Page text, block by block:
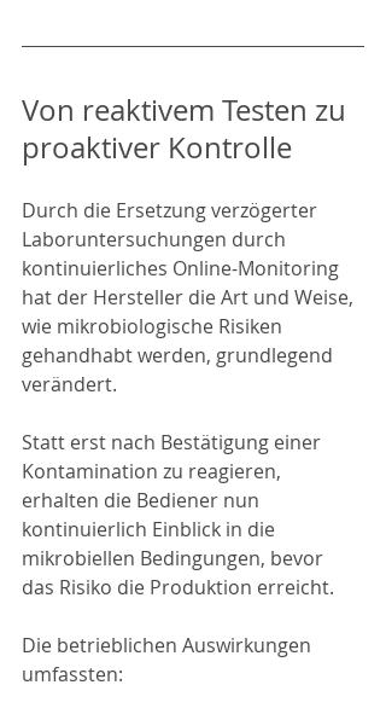
Von reaktivem Testen zu
proaktiver Kontrolle
Durch die Ersetzung verzögerter
Laboruntersuchungen durch
kontinuierliches Online-Monitoring
hat der Hersteller die Art und Weise,
wie mikrobiologische Risiken
gehandhabt werden, grundlegend
verändert.
Statt erst nach Bestätigung einer
Kontamination zu reagieren,
erhalten die Bediener nun
kontinuierlich Einblick in die
mikrobiellen Bedingungen, bevor
das Risiko die Produktion erreicht.
Die betrieblichen Auswirkungen
umfassten: